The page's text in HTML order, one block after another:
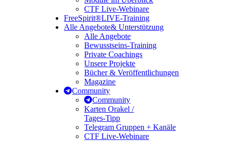
CTF Live-Webinare
FreeSpirit®LIVE-Training
Alle Angebote& Unterstützung
Alle Angebote
Bewusstseins-Training
Private Coachings
Unsere Projekte
Bücher & Veröffentlichungen
Magazine
Community
Community
Karten Orakel /
Tages-Tipp
Telegram Gruppen + Kanäle
CTF Live-Webinare